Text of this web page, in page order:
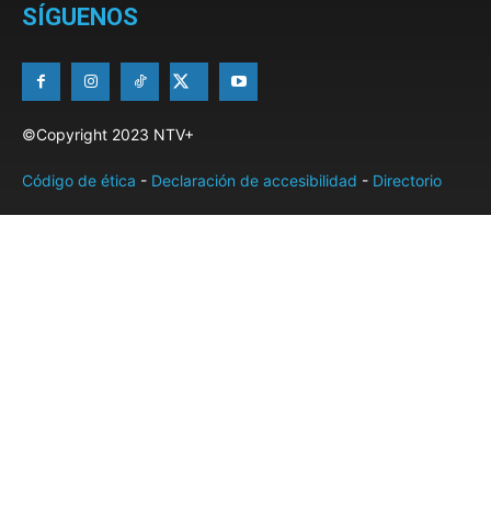
SÍGUENOS
©Copyright 2023 NTV+
Código de ética - Declaración de accesibilidad - Directorio